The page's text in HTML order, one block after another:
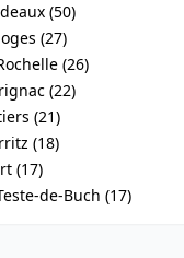
(50)
(27)
(26)
(22)
(21)
(18)
(17)
de-Buch (17)